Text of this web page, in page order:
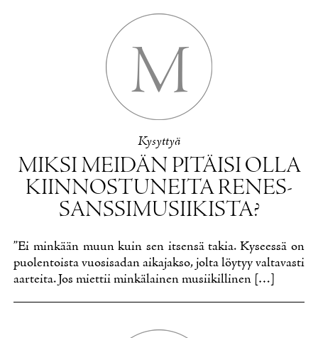
M
Ky­syt­tyä
MIK­SI MEI­DÄN PI­TÄI­SI OL­LA
KIIN­NOS­TU­NEI­TA RE­NES­
SANS­SI­MUSII­KIS­TA?
”Ei min­kään muun kuin sen it­sen­sä ta­kia. Ky­sees­sä on
puo­len­tois­ta vuo­si­sa­dan ai­ka­jak­so, jol­ta löy­tyy val­ta­vas­ti
aar­tei­ta. Jos miet­tii min­kä­lai­nen musii­kil­li­nen […]